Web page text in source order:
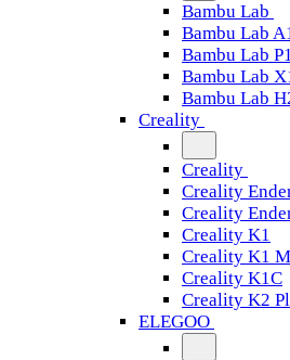
Bambu Lab
Bambu Lab
Bambu Lab
Bambu Lab
Bambu Lab
Creality
Creality
Creality
Creality
Creality K1
Creality K1
Creality K1C
Creality K2
ELEGOO